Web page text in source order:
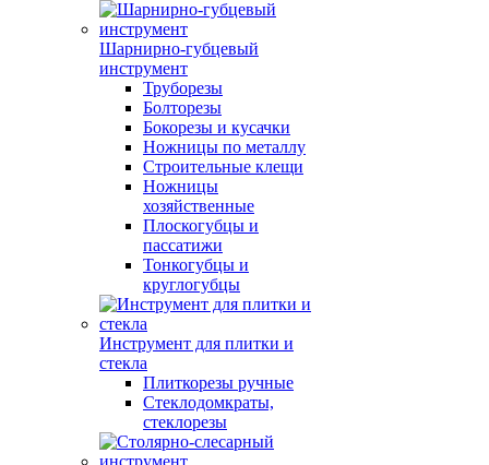
Шарнирно-губцевый
инструмент
Труборезы
Болторезы
Бокорезы и кусачки
Ножницы по металлу
Строительные клещи
Ножницы
хозяйственные
Плоскогубцы и
пассатижи
Тонкогубцы и
круглогубцы
Инструмент для плитки и
стекла
Плиткорезы ручные
Стеклодомкраты,
стеклорезы